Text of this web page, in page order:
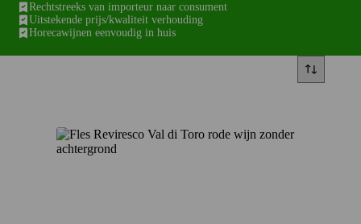
Rechtstreeks van importeur naar consument
Uitstekende prijs/kwaliteit verhouding
Horecawijnen eenvoudig in huis